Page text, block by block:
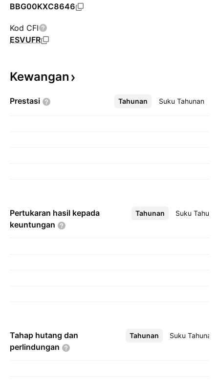
BBG00KXC8646
Kod CFI
ESVUFR
Kewangan
Prestasi Tahunan Suku Tahunan
Lebih
Pertukaran hasil kepada
keuntungan
Tahunan Suku
Lebih
Tahap hutang dan
perlindungan
Tahunan Suku Tahunan
Lebih